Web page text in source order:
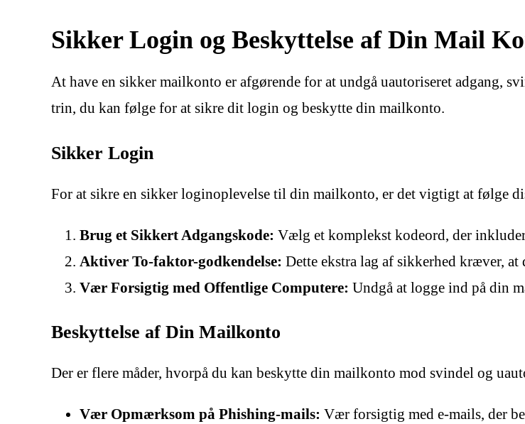
Sikker Login og Beskyttelse af Din Mail
At have en sikker mailkonto er afgørende for at undgå uautoriseret adgang,
trin, du kan følge for at sikre dit login og beskytte din mailkonto.
Sikker Login
For at sikre en sikker loginoplevelse til din mailkonto, er det vigtigt at følge
Brug et Sikkert Adgangskode: Vælg et komplekst kodeord, der
Aktiver To-faktor-godkendelse: Dette ekstra lag af sikkerhed kræver,
Vær Forsigtig med Offentlige Computere: Undgå at logge ind på din
Beskyttelse af Din Mailkonto
Der er flere måder, hvorpå du kan beskytte din mailkonto mod svindel og
Vær Opmærksom på Phishing-mails: Vær forsigtig med e-mails, der